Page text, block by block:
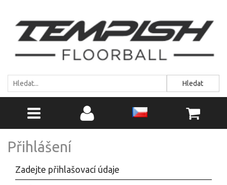
Hledat
Přihlášení
Zadejte přihlašovací údaje